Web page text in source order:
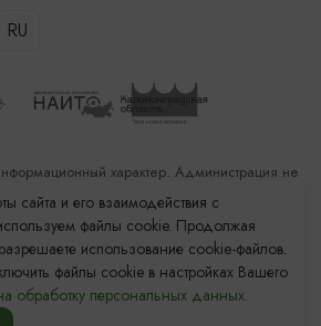
RU
информационный центр
характер. Администрация не
качество услуг, предоставленных
Agency
сайта и его взаимодействия с
файлы cookie. Продолжая
использование cookie-файлов.
файлы cookie в настройках Вашего
обработку персональных данных.